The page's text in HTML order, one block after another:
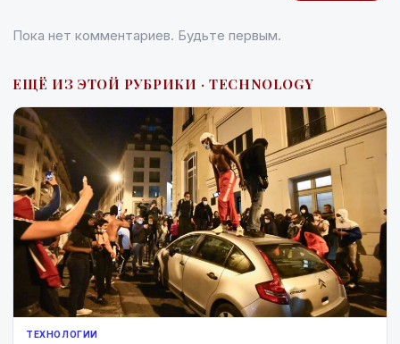
Пока нет комментариев. Будьте первым.
ЕЩЁ ИЗ ЭТОЙ РУБРИКИ · TECHNOLOGY
ТЕХНОЛОГИИ